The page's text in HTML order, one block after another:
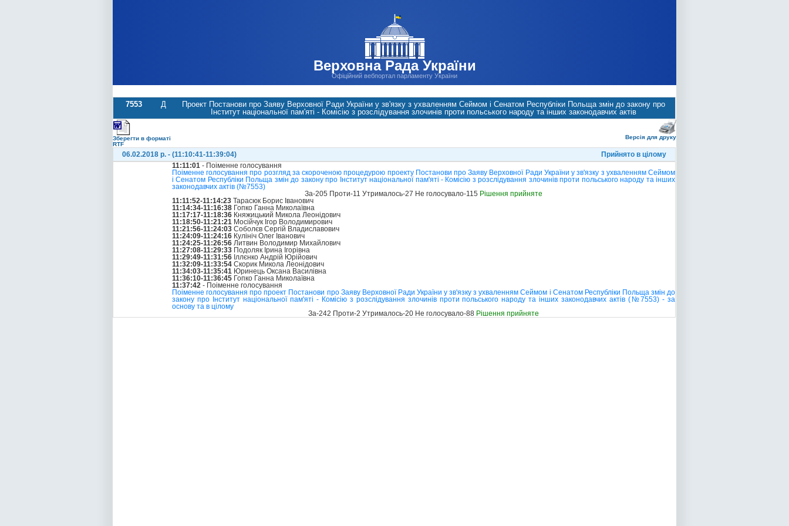
Верховна Рада України
Офіційний вебпортал парламенту України
7553 Д
Проект Постанови про Заяву Верховної Ради України у зв'язку з ухваленням Сеймом і Сенатом Республіки Польща змін до закону про
Інститут національної пам'яті - Комісію з розслідування злочинів проти польського народу та інших законодавчих актів
Зберегти в форматі
RTF
Версія для друку
06.02.2018 р. - (11:10:41-11:39:04)
Прийнято в цілому
11:11:01 - Поіменне голосування
Поіменне голосування про розгляд за скороченою процедурою проекту Постанови про Заяву Верховної Ради України у зв'язку з ухваленням Сеймом
і Сенатом Республіки Польща змін до закону про Інститут національної пам'яті - Комісію з розслідування злочинів проти польського народу та інших
законодавчих актів (№7553)
За-205 Проти-11 Утрималось-27 Не голосувало-115 Рішення прийняте
11:11:52-11:14:23 Тарасюк Борис Іванович
11:14:34-11:16:38 Гопко Ганна Миколаївна
11:17:17-11:18:36 Княжицький Микола Леонідович
11:18:50-11:21:21 Мосійчук Ігор Володимирович
11:21:56-11:24:03 Соболєв Сергій Владиславович
11:24:09-11:24:16 Кулініч Олег Іванович
11:24:25-11:26:56 Литвин Володимир Михайлович
11:27:08-11:29:33 Подоляк Ірина Ігорівна
11:29:49-11:31:56 Іллєнко Андрій Юрійович
11:32:09-11:33:54 Скорик Микола Леонідович
11:34:03-11:35:41 Юринець Оксана Василівна
11:36:10-11:36:45 Гопко Ганна Миколаївна
11:37:42 - Поіменне голосування
Поіменне голосування про проект Постанови про Заяву Верховної Ради України у зв'язку з ухваленням Сеймом і Сенатом Республіки Польща змін до
закону про Інститут національної пам'яті - Комісію з розслідування злочинів проти польського народу та інших законодавчих актів (№7553) - за
основу та в цілому
За-242 Проти-2 Утрималось-20 Не голосувало-88 Рішення прийняте